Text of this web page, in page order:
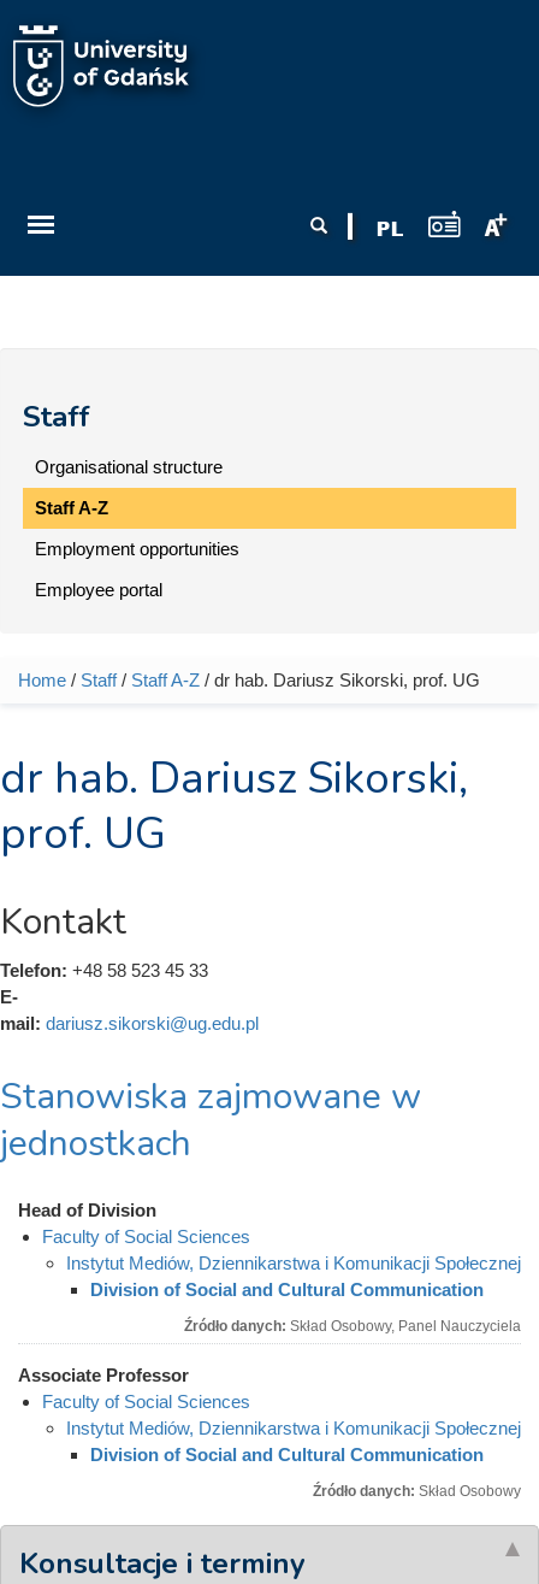
Staff
Organisational structure
Staff A-Z
Employment opportunities
Employee portal
You are here
Home / Staff/ Staff A-Z / dr hab. Dariusz Sikorski, prof. UG
dr hab. Dariusz Sikorski,
prof. UG
Kontakt
Telefon: +48 58 523 45 33
E-
mail: dariusz.sikorski@ug.edu.pl
Stanowiska zajmowane w
jednostkach
Head of Division
Faculty of Social Sciences
Instytut Mediów, Dziennikarstwa i Komunikacji Społecznej
Division of Social and Cultural Communication
Źródło danych: Skład Osobowy, Panel Nauczyciela
Associate Professor
Faculty of Social Sciences
Instytut Mediów, Dziennikarstwa i Komunikacji Społecznej
Division of Social and Cultural Communication
Źródło danych: Skład Osobowy
Konsultacje i terminy